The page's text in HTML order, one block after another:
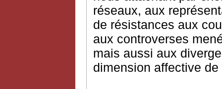
réseaux, aux
de résistances aux
aux controverses
mais aussi aux
dimension affective